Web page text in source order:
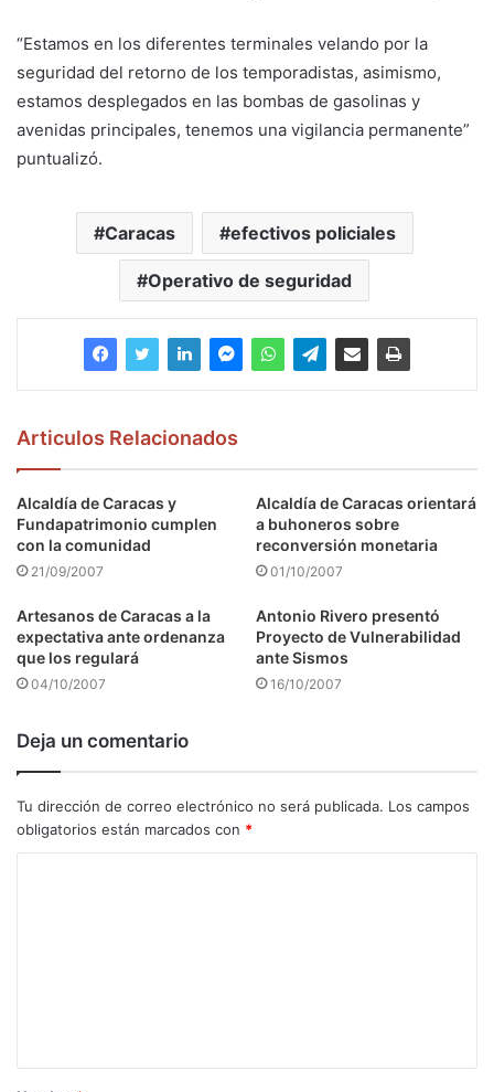
“Estamos en los diferentes terminales velando por la
seguridad del retorno de los temporadistas, asimismo,
estamos desplegados en las bombas de gasolinas y
avenidas principales, tenemos una vigilancia permanente”
puntualizó.
Caracas efectivos policiales
Operativo de seguridad
Articulos Relacionados
Alcaldía de Caracas y
Fundapatrimonio cumplen
con la comunidad
21/09/2007
Alcaldía de Caracas orientará
a buhoneros sobre
reconversión monetaria
01/10/2007
Artesanos de Caracas a la
expectativa ante ordenanza
que los regulará
04/10/2007
Antonio Rivero presentó
Proyecto de Vulnerabilidad
ante Sismos
16/10/2007
Deja un comentario
Tu dirección de correo electrónico no será publicada. Los campos
obligatorios están marcados con *
a